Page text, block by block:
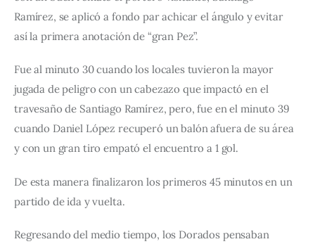
Ramírez, se aplicó a fondo par achicar el ángulo y evitar
así la primera anotación de “gran Pez”.
Fue al minuto 30 cuando los locales tuvieron la mayor
jugada de peligro con un cabezazo que impactó en el
travesaño de Santiago Ramírez, pero, fue en el minuto 39
cuando Daniel López recuperó un balón afuera de su área
y con un gran tiro empató el encuentro a 1 gol.
De esta manera finalizaron los primeros 45 minutos en un
partido de ida y vuelta.
Regresando del medio tiempo, los Dorados pensaban